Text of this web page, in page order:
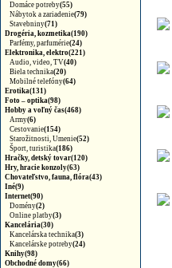
Domáce potreby(55)
Nábytok a zariadenie(79)
Stavebniny(71)
Drogéria, kozmetika(190)
Parfémy, parfumérie(24)
Elektronika, elektro(221)
Audio, video, TV(40)
Biela technika(20)
Mobilné telefóny(64)
Erotika(131)
Foto – optika(98)
Hobby a voľný čas(468)
Army(6)
Cestovanie(154)
Starožitnosti, Umenie(52)
Šport, turistika(186)
Hračky, detský tovar(120)
Hry, hracie konzoly(63)
Chovateľstvo, fauna, flóra(43)
Iné(9)
Internet(90)
Domény(2)
Online platby(3)
Kancelária(30)
Kancelárska technika(3)
Kancelárske potreby(24)
Knihy(98)
Obchodné domy(66)